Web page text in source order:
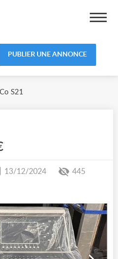
PUBLIER UNE ANNONCE
S21
13/12/2024 445